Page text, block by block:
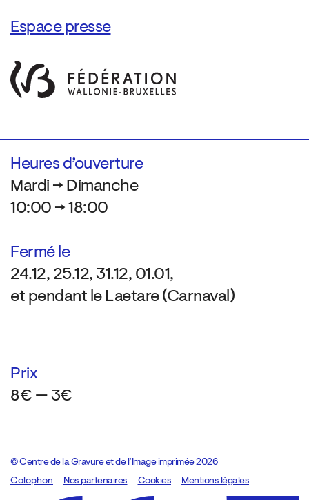
Espace presse
Heures d’ouverture
Mardi → Dimanche
10:00 → 18:00
Fermé le
24.12, 25.12, 31.12, 01.01,
et pendant le Laetare (Carnaval)
Prix
8€ — 3€
© Centre de la Gravure et de l’Image imprimée 2026
Colophon
Design:Marcel Kaczmarek, code:8080.studio
Nos partenaires Cookies Mentions légales